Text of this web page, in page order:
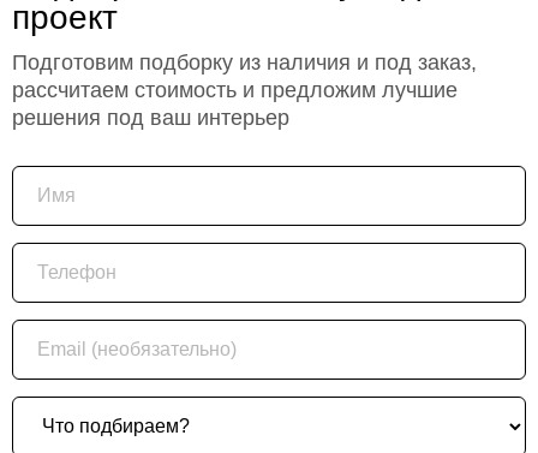
проект
Подготовим подборку из наличия и под заказ,
рассчитаем стоимость и предложим лучшие
решения под ваш интерьер
Имя
Телефон
Email (необязательно)
Что подбираем?